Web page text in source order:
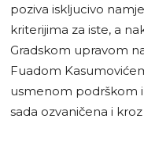
poziva iskljucivo
kriterijima za iste, a
Gradskom upravom
Fuadom
usmenom podrškom
sada ozvaničena i